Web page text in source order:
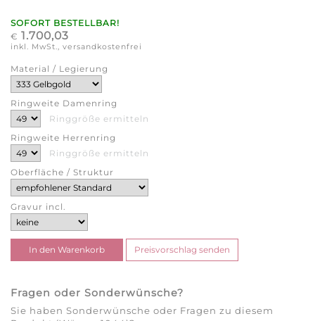
SOFORT BESTELLBAR!
€ 1.700,03
inkl. MwSt., versandkostenfrei
Material / Legierung
Ringweite Damenring
Ringgröße ermitteln
Ringweite Herrenring
Ringgröße ermitteln
Oberfläche / Struktur
Gravur incl.
Fragen oder Sonderwünsche?
Sie haben Sonderwünsche oder Fragen zu diesem